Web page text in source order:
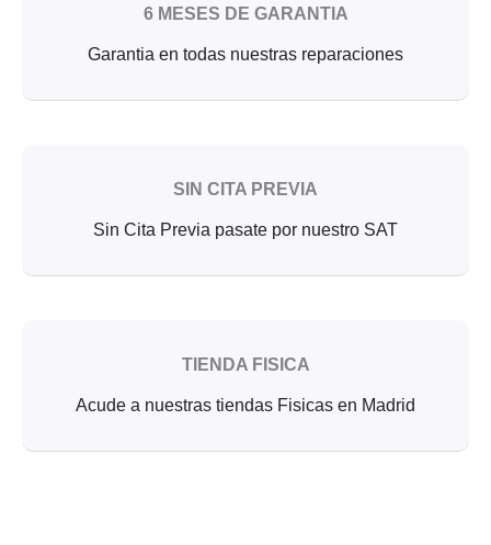
6 MESES DE GARANTIA
Garantia en todas nuestras reparaciones
SIN CITA PREVIA
Sin Cita Previa pasate por nuestro SAT
TIENDA FISICA
Acude a nuestras tiendas Fisicas en Madrid